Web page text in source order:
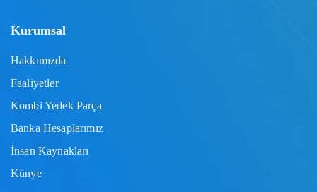
Kurumsal
Hakkımızda
Faaliyetler
Kombi Yedek Parça
Banka Hesaplarımız
İnsan Kaynakları
Künye